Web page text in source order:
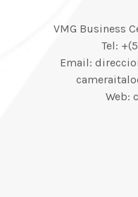
VMG Business
Tel:
Email:
Web: